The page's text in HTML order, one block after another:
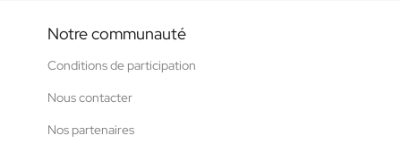
Notre communauté
Conditions de participation
Nous contacter
Nos partenaires